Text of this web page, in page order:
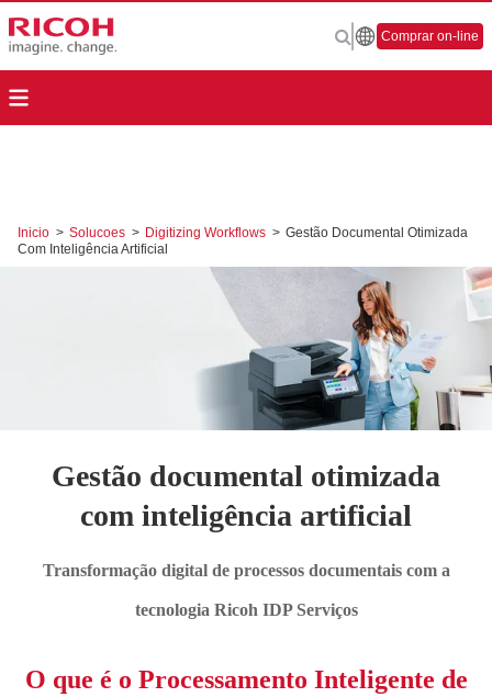
Comprar on-line
Inicio > Solucoes > Digitizing Workflows > Gestão Documental Otimizada
Com Inteligência Artificial
Gestão documental otimizada
com inteligência artificial
Transformação digital de processos documentais com a
tecnologia Ricoh IDP Serviços
O que é o Processamento Inteligente de